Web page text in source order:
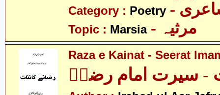
Category : Poetry
Topic : Marsia - مرثیہ
Raza e Kainat - Seerat
- سیرت امام رضاؑ